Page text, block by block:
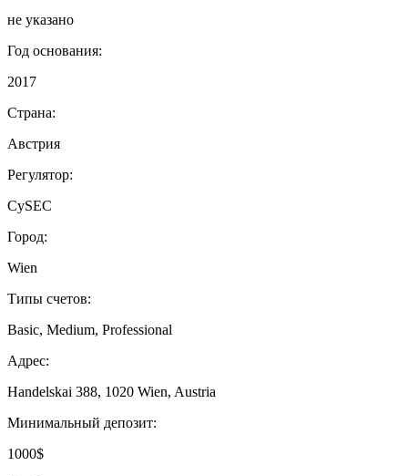
не указано
Год основания:
2017
Страна:
Австрия
Регулятор:
CySEC
Город:
Wien
Типы счетов:
Basic, Medium, Professional
Адрес:
Handelskai 388, 1020 Wien, Austria
Минимальный депозит:
1000$